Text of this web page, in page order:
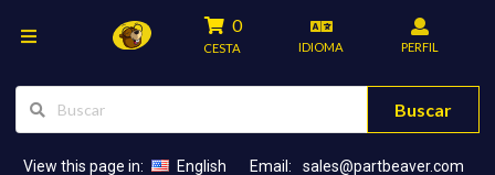
0
CESTA IDIOMA PERFIL
Buscar
View this page in: English Email: sales@partbeaver.com